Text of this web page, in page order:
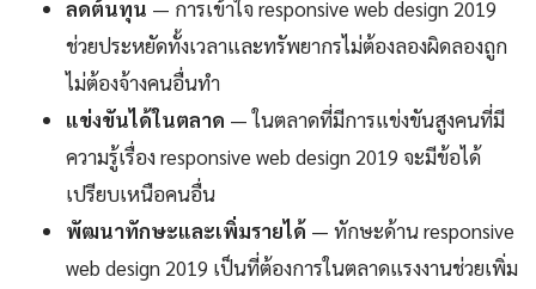
ลดต้นทุน — การเข้าใจ responsive web design 2019
ช่วยประหยัดทั้งเวลาและทรัพยากรไม่ต้องลองผิดลองถูก
ไม่ต้องจ้างคนอื่นทำ
แข่งขันได้ในตลาด — ในตลาดที่มีการแข่งขันสูงคนที่มี
ความรู้เรื่อง responsive web design 2019 จะมีข้อได้
เปรียบเหนือคนอื่น
พัฒนาทักษะและเพิ่มรายได้ — ทักษะด้าน responsive
web design 2019 เป็นที่ต้องการในตลาดแรงงานช่วยเพิ่ม